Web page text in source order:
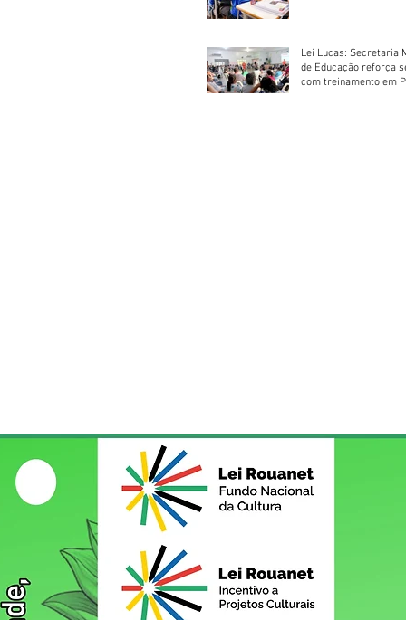
Lei Lucas: Secretaria
de Educação reforça
com treinamento em